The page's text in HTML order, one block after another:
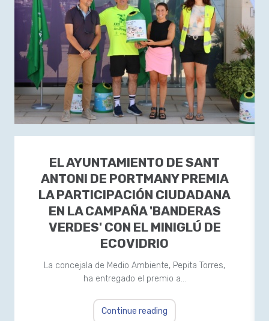
EL AYUNTAMIENTO DE SANT
ANTONI DE PORTMANY PREMIA
LA PARTICIPACIÓN CIUDADANA
EN LA CAMPAÑA 'BANDERAS
VERDES' CON EL MINIGLÚ DE
ECOVIDRIO
La concejala de Medio Ambiente, Pepita Torres,
ha entregado el premio a…
Continue reading